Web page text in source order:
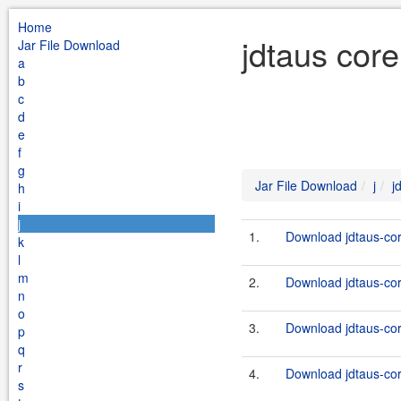
Home
Jar File Download
a
b
c
d
e
f
g
h
i
j
k
l
m
n
o
p
q
r
s
jdtaus
Jar File Download j
1. Download jdtaus-
2. Download jdtaus-
3. Download jdtaus-
4. Download jdtaus-